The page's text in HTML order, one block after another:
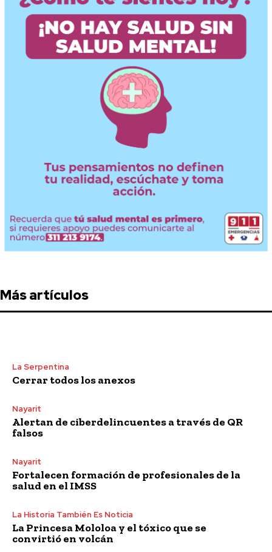
Más artículos
La Serpentina
Cerrar todos los anexos
Nayarit
Alertan de ciberdelincuentes a través de QR
falsos
Nayarit
Fortalecen formación de profesionales de la
salud en el IMSS
La Historia También Es Noticia
La Princesa Mololoa y el tóxico que se
convirtió en volcán